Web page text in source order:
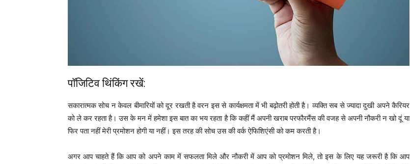
पॉजिटिव थिंकिंग रखें:
सकारात्मक सोच न केवल बीमारियों को दूर रखती है वरन इस से कार्यक्षमता में भी बढ़ोतरी होती है। व्यक्ति सब से ज्यादा दुखी अपने कैरियर
को ले कर रहता है। उस के मन में हमेशा इस बात का भय रहता है कि कहीं मैं अपनी खराब परफौरमैंस की वजह से अपनी नौकरी न खो दूं या
फिर पता नहीं मेरी प्रमोशन होगी या नहीं। इस तरह की सोच उस की वर्क ऐफिशिएंसी को कम करती है।
अगर आप चाहते हैं कि आप को अपने काम में सफलता मिले और नौकरी में आप को प्रमोशन मिले, तो इस के लिए यह जरूरी है कि आप